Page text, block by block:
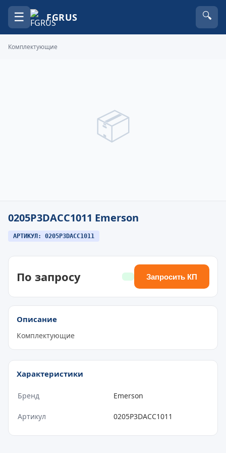
☰ FGRUS 🔍
Комплектующие
📦
0205P3DACC1011 Emerson
АРТИКУЛ: 0205P3DACC1011
По запросу Запросить КП
Описание
Комплектующие
Характеристики
Бренд Emerson
Артикул 0205P3DACC1011